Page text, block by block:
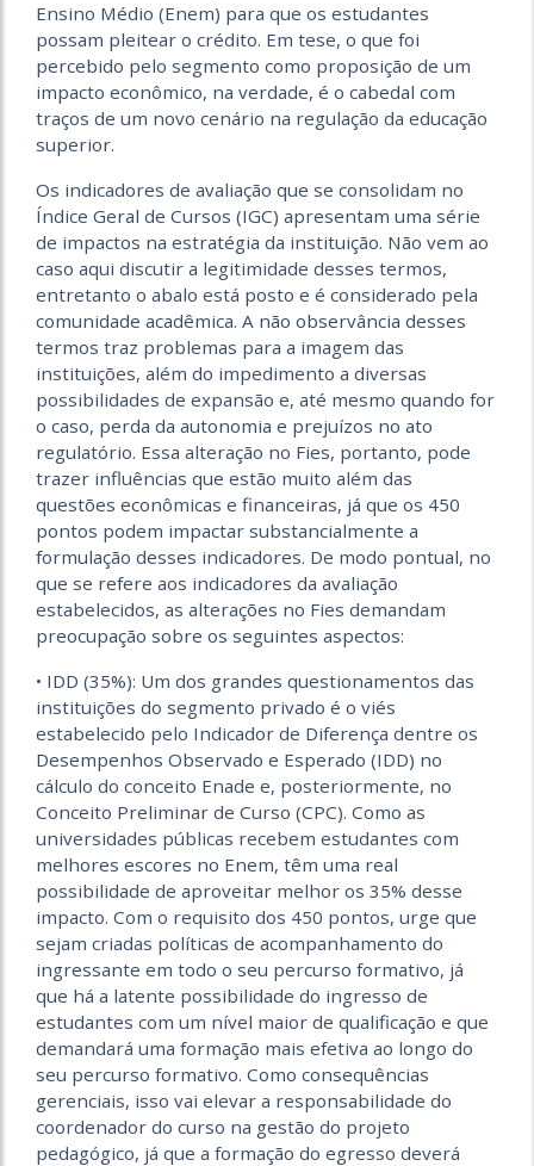
Ensino Médio (Enem) para que os estudantes
possam pleitear o crédito. Em tese, o que foi
percebido pelo segmento como proposição de um
impacto econômico, na verdade, é o cabedal com
traços de um novo cenário na regulação da educação
superior.
Os indicadores de avaliação que se consolidam no
Índice Geral de Cursos (IGC) apresentam uma série
de impactos na estratégia da instituição. Não vem ao
caso aqui discutir a legitimidade desses termos,
entretanto o abalo está posto e é considerado pela
comunidade acadêmica. A não observância desses
termos traz problemas para a imagem das
instituições, além do impedimento a diversas
possibilidades de expansão e, até mesmo quando for
o caso, perda da autonomia e prejuízos no ato
regula­tório. Essa alteração no Fies, portanto, pode
trazer influências que estão muito além das
questões econômicas e financeiras, já que os 450
pontos podem impactar substancialmente a
formulação desses indicadores. De modo pontual, no
que se refere aos indicadores da avaliação
estabelecidos, as alterações no Fies demandam
preocupação sobre os seguintes aspectos:
• IDD (35%): Um dos grandes questionamentos das
instituições do segmento privado é o viés
estabelecido pelo Indicador de Diferença dentre os
Desempenhos Observado e Esperado (IDD) no
cálculo do conceito Enade e, posteriormente, no
Conceito Preliminar de Curso (CPC). Como as
universidades públicas recebem estudantes com
melhores escores no Enem, têm uma real
possibilidade de aproveitar melhor os 35% desse
impacto. Com o requisito dos 450 pontos, urge que
sejam criadas políticas de acompanhamento do
ingressante em todo o seu percurso formativo, já
que há a latente possibilidade do ingresso de
estudantes com um nível maior de qualificação e que
demandará uma formação mais efetiva ao longo do
seu percurso formativo. Como consequências
gerenciais, isso vai elevar a responsabilidade do
coordenador do curso na gestão do projeto
pedagógico, já que a formação do egresso deverá